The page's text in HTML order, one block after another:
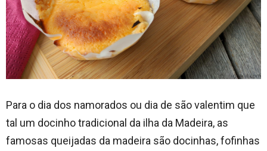
Para o dia dos namorados ou dia de são valentim que
tal um docinho tradicional da ilha da Madeira, as
famosas queijadas da madeira são docinhas, fofinhas